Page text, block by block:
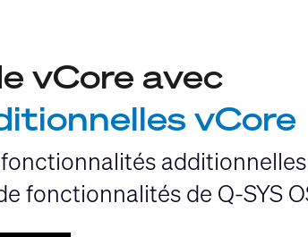
vCore avec
vCore
fonctionnalités de Q-SYS